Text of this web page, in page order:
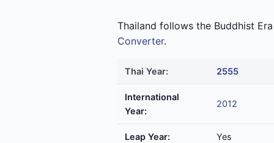
Thailand follows the Buddhist
Converter.
Thai Year: 2555
International
Year:
2012
Leap Year: Yes